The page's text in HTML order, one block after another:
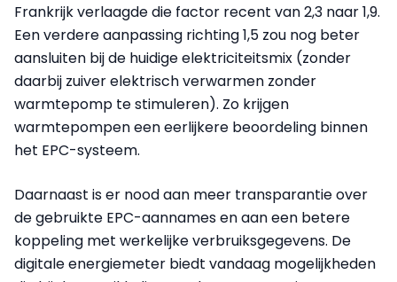
Frankrijk verlaagde die factor recent van 2,3 naar 1,9.
Een verdere aanpassing richting 1,5 zou nog beter
aansluiten bij de huidige elektriciteitsmix (zonder
daarbij zuiver elektrisch verwarmen zonder
warmtepomp te stimuleren). Zo krijgen
warmtepompen een eerlijkere beoordeling binnen
het EPC-systeem.
Daarnaast is er nood aan meer transparantie over
de gebruikte EPC-aannames en aan een betere
koppeling met werkelijke verbruiksgegevens. De
digitale energiemeter biedt vandaag mogelijkheden